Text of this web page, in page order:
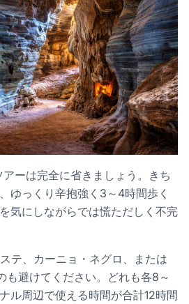
ーは完全に省きましょう。きち
ゆっくり辛抱強く3～4時間歩く
気にしながらでは慌ただしく不完
テ、カーニョ・ネグロ、または
も避けてください。どれも各8～
ル周辺で使える時間が合計12時間